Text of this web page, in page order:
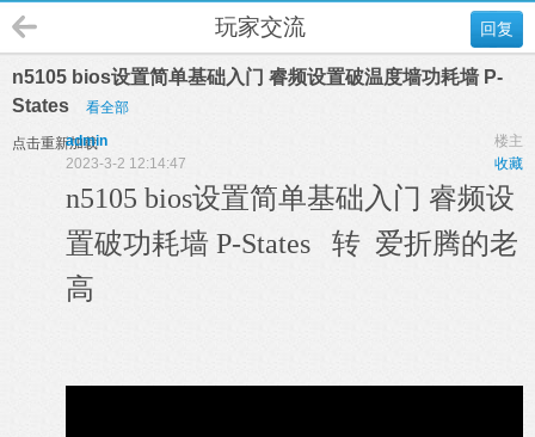
回复
玩家交流
n5105 bios设置简单基础入门 睿频设置破温度墙功耗墙 P-
States
看全部
点击重新加载 楼主
admin
收藏
2023-3-2 12:14:47
n5105 bios设置简单基础入门 睿频设
置破功耗墙 P-States 转 爱折腾的老
高